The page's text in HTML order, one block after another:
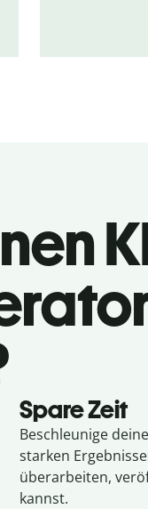
Spare Zeit
Beschleunige
starken
überarbeiten,
kannst.